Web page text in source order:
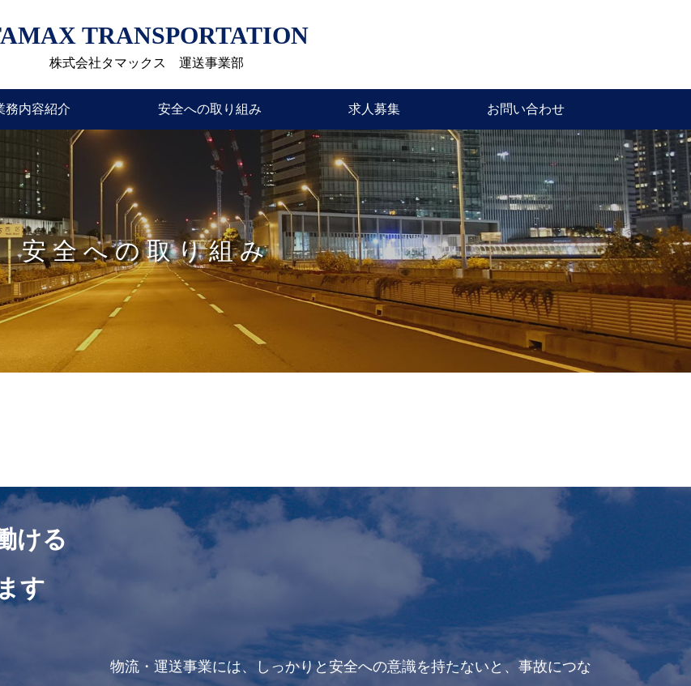
TRANSPORTATION
株式会社タマックス 運送事業部
務内容紹介 安全への取り組み 求人募集 お問い合わせ
安全への取り組み
ける
す
物流・運送事業には、しっかりと安全への意識を持たないと、事故につな